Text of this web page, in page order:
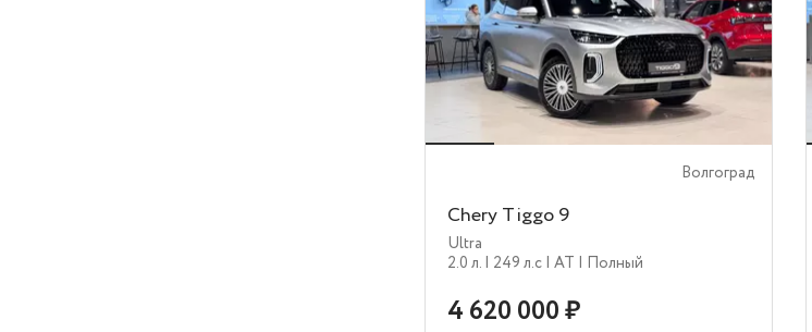
Волгоград
Chery Tiggo 9
Ultra
2.0 л. | 249 л.c | AT | Полный
4 620 000 ₽